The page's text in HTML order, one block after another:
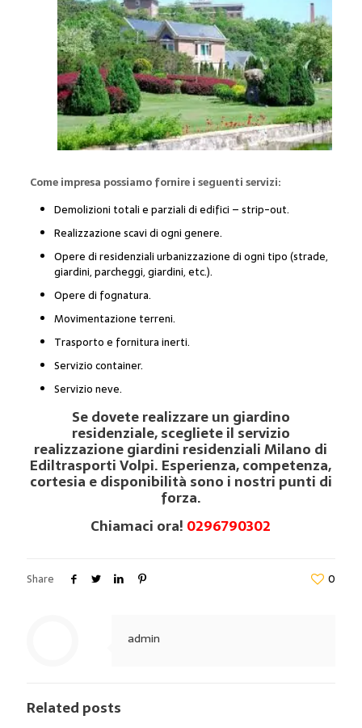
Come impresa possiamo fornire i seguenti servizi:
Demolizioni totali e parziali di edifici – strip-out.
Realizzazione scavi di ogni genere.
Opere di residenziali urbanizzazione di ogni tipo (strade,
giardini, parcheggi, giardini, etc.).
Opere di fognatura.
Movimentazione terreni.
Trasporto e fornitura inerti.
Servizio container.
Servizio neve.
Se dovete realizzare un giardino
residenziale, scegliete il servizio
realizzazione giardini residenziali Milano di
Ediltrasporti Volpi. Esperienza, competenza,
cortesia e disponibilità sono i nostri punti di
forza.
Chiamaci ora! 0296790302
Share 0
admin
Related posts